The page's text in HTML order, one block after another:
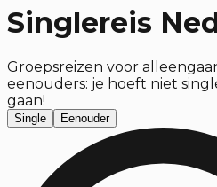
Singlereis
Groepsreizen voor
eenouders: je hoeft niet
gaan!
Single Eenouder